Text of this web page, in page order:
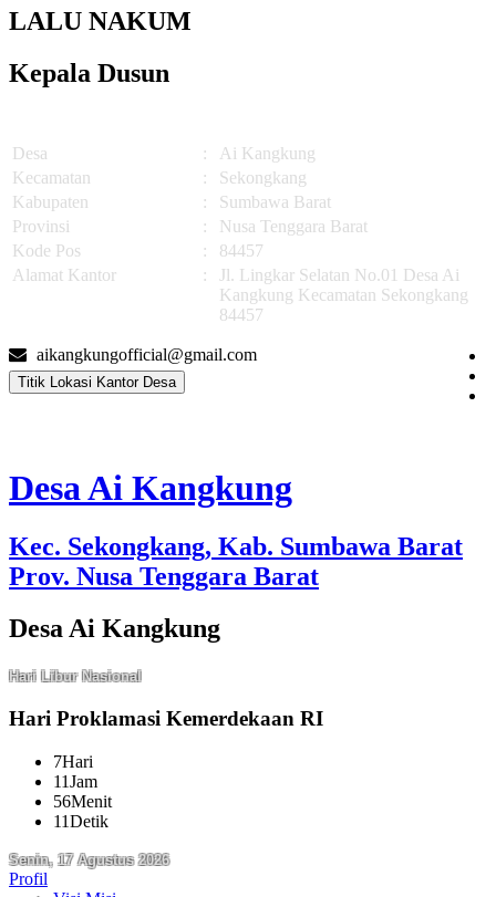
LALU NAKUM
Kepala Dusun
Desa :
Ai Kangkung
Kecamatan
:
Sekongkang
Kabupaten
:
Sumbawa Barat
Provinsi
:
Nusa Tenggara Barat
Kode Pos
:
84457
Alamat Kantor
:
Jl. Lingkar Selatan No.01 Desa Ai
Kangkung Kecamatan Sekongkang
84457
aikangkungofficial@gmail.com
Titik Lokasi Kantor Desa
Desa Ai Kangkung
Kec. Sekongkang, Kab. Sumbawa Barat
Prov. Nusa Tenggara Barat
Desa Ai Kangkung
Hari Libur Nasional
Hari Proklamasi Kemerdekaan RI
7Hari
11Jam
56Menit
10Detik
Senin, 17 Agustus 2026
Profil